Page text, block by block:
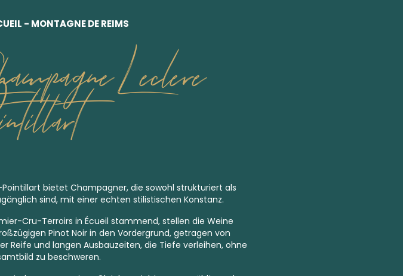
- MONTAGNE DE REIMS
Leclere
bietet Champagner, die sowohl strukturiert als
sind, mit einer echten stilistischen Konstanz.
Cru-Terroirs in Écueil stammend, stellen die Weine
Pinot Noir in den Vordergrund, getragen von
Reife und langen Ausbauzeiten, die Tiefe verleihen, ohne
zu beschweren.